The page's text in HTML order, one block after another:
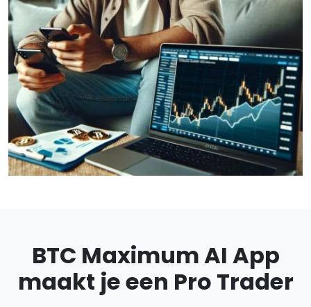
BTC Maximum AI App
maakt je een Pro Trader